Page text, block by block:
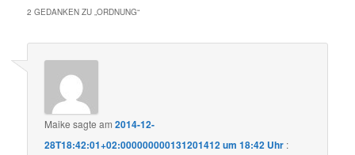
2 GEDANKEN ZU „ORDNUNG“
Maike sagte am2014-12-
28T18:42:01+02:000000000131201412 um 18:42 Uhr :